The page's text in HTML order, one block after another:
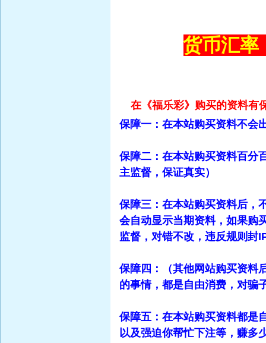
货币汇率
在《福乐彩》购买的资料有
保障一：在本站购买资料不会
保障二：在本站购买资料百分
主监督，保证真实）
保障三：在本站购买资料后，
会自动显示当期资料，如果购
监督，对错不改，违反规则封
保障四：（其他网站购买资料
的事情，都是自由消费，对骗
保障五：在本站购买资料都是
以及强迫你帮忙下注等，赚多